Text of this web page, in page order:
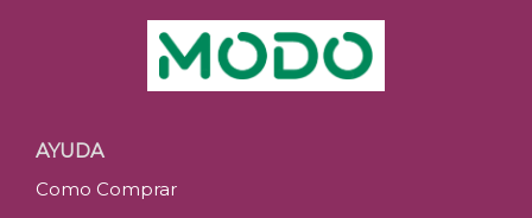
AYUDA
Como Comprar